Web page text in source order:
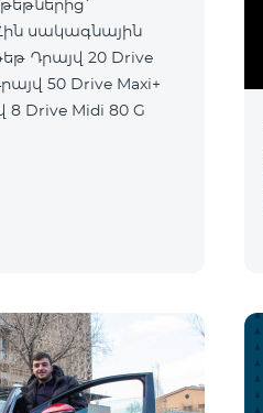
200 GB Իմացեք ավելին Դրայվ 8 Drive Midi 80 G